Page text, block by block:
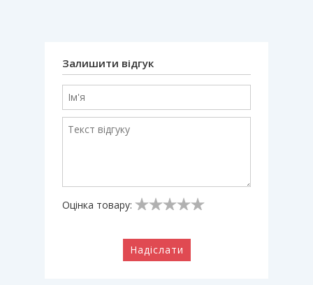
Залишити відгук
Оцінка товару:
Надіслати